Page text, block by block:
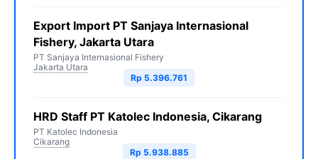
Export Import PT Sanjaya Internasional
Fishery, Jakarta Utara
PT Sanjaya Internasional Fishery
Jakarta Utara
Rp 5.396.761
HRD Staff PT Katolec Indonesia, Cikarang
PT Katolec Indonesia
Cikarang
Rp 5.938.885